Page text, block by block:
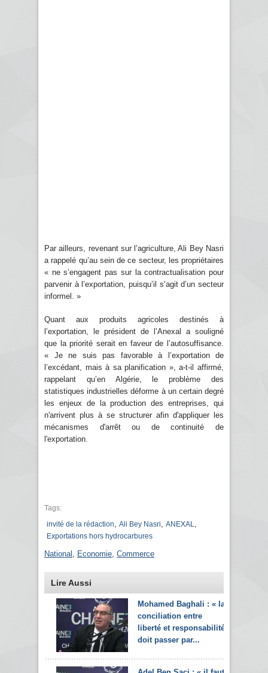
Par ailleurs, revenant sur l’agriculture, Ali Bey Nasri
a rappelé qu’au sein de ce secteur, les propriétaires
« ne s’engagent pas sur la contractualisation pour
parvenir à l’exportation, puisqu’il s’agit d’un secteur
informel. »
Quant aux produits agricoles destinés à
l’exportation, le président de l’Anexal a souligné
que la priorité serait en faveur de l’autosuffisance.
« Je ne suis pas favorable à l’exportation de
l’excédant, mais à sa planification », a-t-il affirmé,
rappelant qu’en Algérie, le problème des
statistiques industrielles déforme à un certain degré
les enjeux de la production des entreprises, qui
n'arrivent plus à se structurer afin d'appliquer les
mécanismes d'arrêt ou de continuité de
l'exportation.
Tags:
invité de la rédaction
Ali Bey Nasri ANEXAL
Exportations hors hydrocarbures
National Economie Commerce
Lire Aussi
Mohamed Baghali : « la
conciliation entre
liberté et responsabilité
doit passer par...